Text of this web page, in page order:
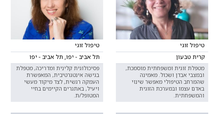
טיפול זוגי
קרית טבעון
מטפלת זוגית ומשפחתית מוסמכת,
ובמצבי אבדן ושכול. מאמינה
שהמרחב הטיפולי מאפשר שינוי
באדם עצמו ובמערכת הזוגית
והמשפחתית.
טיפול זוגי
תל אביב - יפו, תל אביב - יפו
פסיכולוגית קלינית ומדריכה, מטפלת
בגישה אינטגרטיבית, המאפשרת
העמקה רגשית, לצד מיקוד מעשי
ויעיל, באתגרים הקיימים בחיי
המטופל/ת.